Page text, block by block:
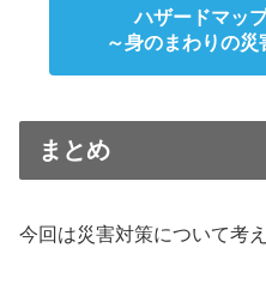
ハザードマッ
～身のまわりの
まとめ
今回は災害対策について考